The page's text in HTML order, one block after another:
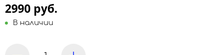
2990 руб.
В наличии